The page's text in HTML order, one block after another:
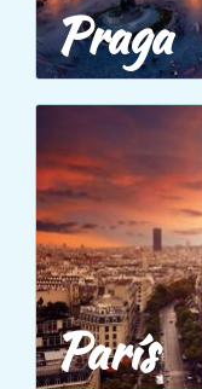
Praga
París